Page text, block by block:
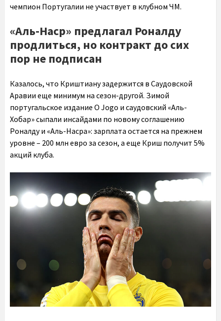
чемпион Португалии не участвует в клубном ЧМ.
«Аль-Наср» предлагал Роналду
продлиться, но контракт до сих
пор не подписан
Казалось, что Криштиану задержится в Саудовской
Аравии еще минимум на сезон-другой. Зимой
португальское издание O Jogo и саудовский «Аль-
Хобар» сыпали инсайдами по новому соглашению
Роналду и «Аль-Насра»: зарплата остается на прежнем
уровне – 200 млн евро за сезон, а еще Криш получит 5%
акций клуба.